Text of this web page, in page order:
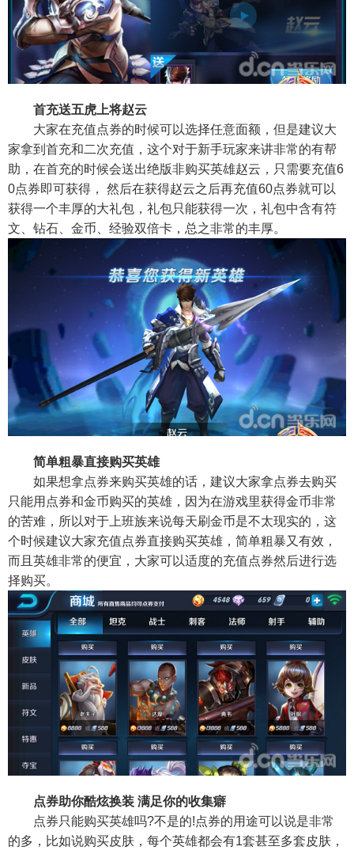
首充送五虎上将赵云
大家在充值点券的时候可以选择任意面额，但是建议大
家拿到首充和二次充值，这个对于新手玩家来讲非常的有帮
助，在首充的时候会送出绝版非购买英雄赵云，只需要充值6
0点券即可获得， 然后在获得赵云之后再充值60点券就可以
获得一个丰厚的大礼包，礼包只能获得一次，礼包中含有符
文、钻石、金币、经验双倍卡，总之非常的丰厚。
简单粗暴直接购买英雄
如果想拿点券来购买英雄的话，建议大家拿点券去购买
只能用点券和金币购买的英雄，因为在游戏里获得金币非常
的苦难，所以对于上班族来说每天刷金币是不太现实的，这
个时候建议大家充值点券直接购买英雄，简单粗暴又有效，
而且英雄非常的便宜，大家可以适度的充值点券然后进行选
择购买。
点券助你酷炫换装 满足你的收集癖
点券只能购买英雄吗?不是的!点券的用途可以说是非常
的多，比如说购买皮肤，每个英雄都会有1套甚至多套皮肤，